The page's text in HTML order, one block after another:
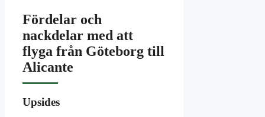
Fördelar och
nackdelar med att
flyga från Göteborg till
Alicante
Upsides